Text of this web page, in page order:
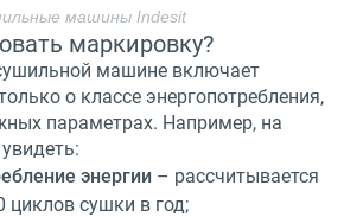
машины Indesit
маркировку?
машине включает
о классе энергопотребления,
параметрах. Например, на
энергии – рассчитывается
циклов сушки в год;